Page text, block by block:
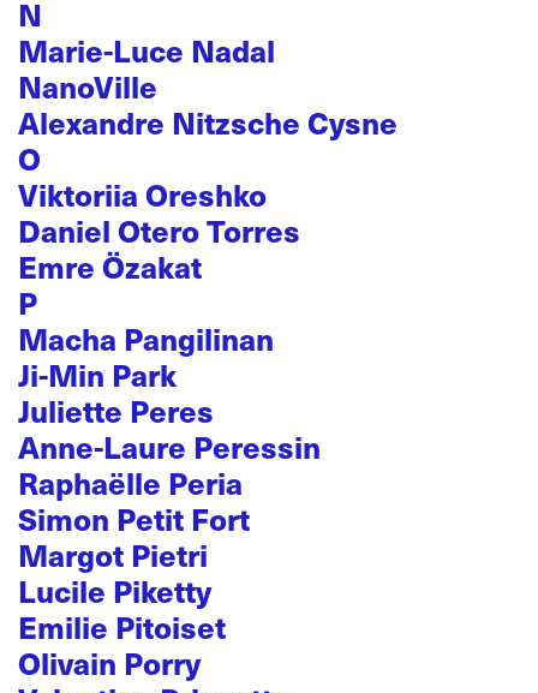
N
Marie-Luce Nadal
NanoVille
Alexandre Nitzsche Cysne
O
Viktoriia Oreshko
Daniel Otero Torres
Emre Özakat
P
Macha Pangilinan
Ji-Min Park
Juliette Peres
Anne-Laure Peressin
Raphaëlle Peria
Simon Petit Fort
Margot Pietri
Lucile Piketty
Emilie Pitoiset
Olivain Porry